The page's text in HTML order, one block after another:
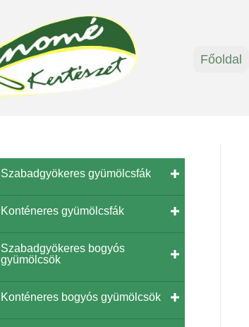
Főoldal
Szabadgyökeres gyümölcsfák
Konténeres gyümölcsfák
Szabadgyökeres bogyós
gyümölcsök
Konténeres bogyós gyümölcsök